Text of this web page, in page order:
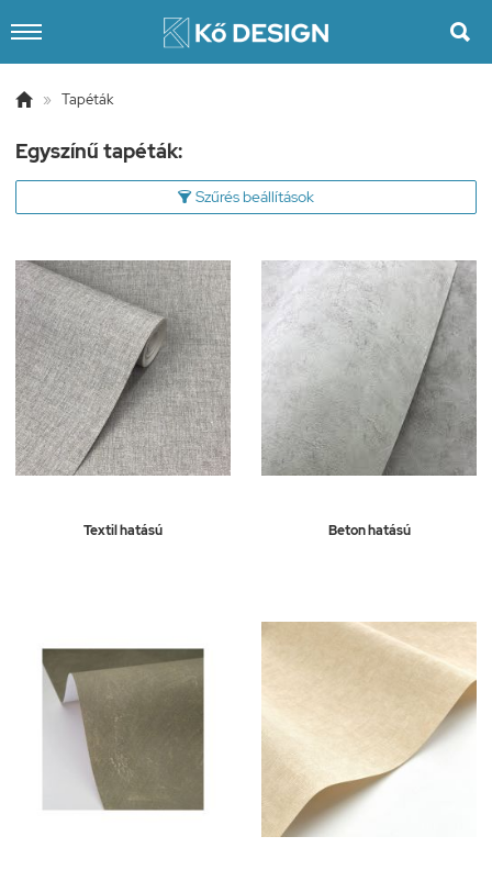

 » Tapéták
Egyszínű tapéták:
 Szűrés beállítások
Textil hatású Beton hatású